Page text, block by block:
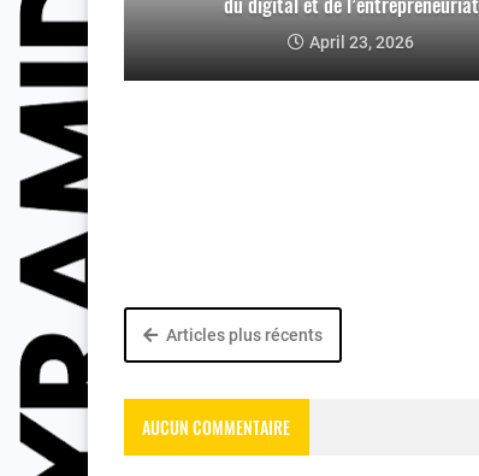
April 23, 2026
Articles plus récents
AUCUN COMMENTAIRE